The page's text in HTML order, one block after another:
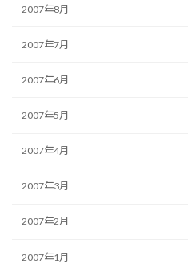
2007年8月
2007年7月
2007年6月
2007年5月
2007年4月
2007年3月
2007年2月
2007年1月